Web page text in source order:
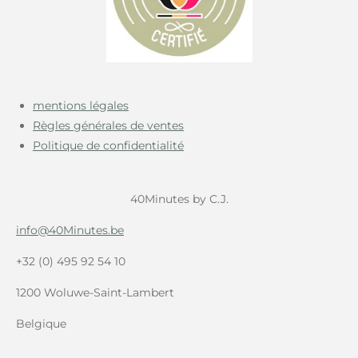
m
t
mentions légales
Règles générales de ventes
Politique de confidentialité
40Minutes by C.J.
info@40Minutes.be
+32 (0) 495 92 54 10
1200 Woluwe-Saint-Lambert
Belgique